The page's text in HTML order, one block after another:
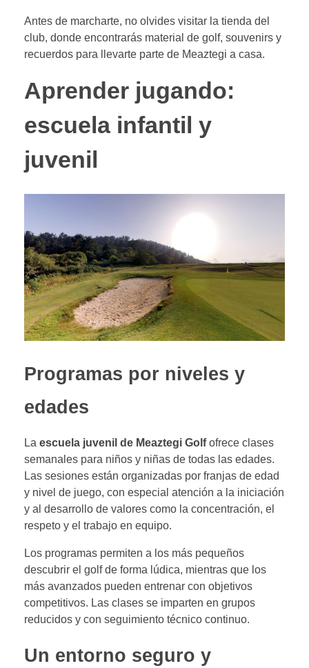
Antes de marcharte, no olvides visitar la tienda del
club, donde encontrarás material de golf, souvenirs y
recuerdos para llevarte parte de Meaztegi a casa.
Aprender jugando:
escuela infantil y
juvenil
Programas por niveles y
edades
La escuela juvenil de Meaztegi Golfofrece clases
semanales para niños y niñas de todas las edades.
Las sesiones están organizadas por franjas de edad
y nivel de juego, con especial atención a la iniciación
y al desarrollo de valores como la concentración, el
respeto y el trabajo en equipo.
Los programas permiten a los más pequeños
descubrir el golf de forma lúdica, mientras que los
más avanzados pueden entrenar con objetivos
competitivos. Las clases se imparten en grupos
reducidos y con seguimiento técnico continuo.
Un entorno seguro y